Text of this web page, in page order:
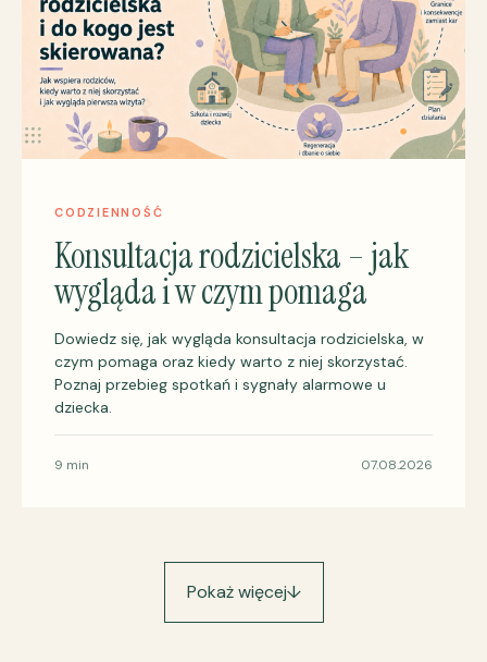
CODZIENNOŚĆ
Konsultacja rodzicielska – jak
wygląda i w czym pomaga
Dowiedz się, jak wygląda konsultacja rodzicielska, w
czym pomaga oraz kiedy warto z niej skorzystać.
Poznaj przebieg spotkań i sygnały alarmowe u
dziecka.
9 min 07.08.2026
Pokaż więcej↓